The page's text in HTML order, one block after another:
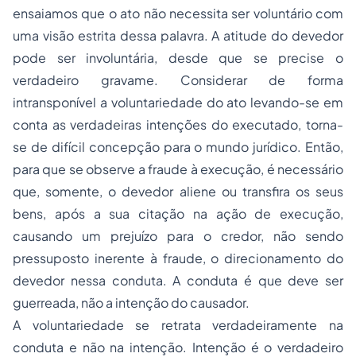
ensaiamos que o ato não necessita ser voluntário com
uma visão estrita dessa palavra. A atitude do devedor
pode ser involuntária, desde que se precise o
verdadeiro gravame. Considerar de forma
intransponível a voluntariedade do ato levando-se em
conta as verdadeiras intenções do executado, torna-
se de difícil concepção para o mundo jurídico. Então,
para que se observe a fraude à execução, é necessário
que, somente, o devedor aliene ou transfira os seus
bens, após a sua citação na ação de execução,
causando um prejuízo para o credor, não sendo
pressuposto inerente à fraude, o direcionamento do
devedor nessa conduta. A conduta é que deve ser
guerreada, não a intenção do causador.
A voluntariedade se retrata verdadeiramente na
conduta e não na intenção. Intenção é o verdadeiro